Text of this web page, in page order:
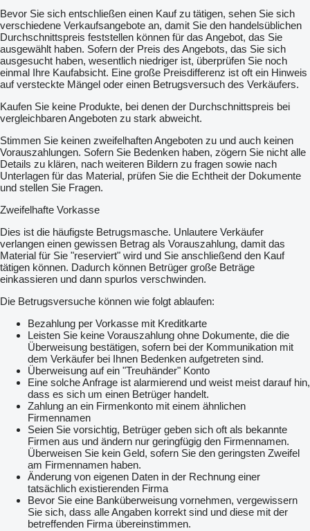
Bevor Sie sich entschließen einen Kauf zu tätigen, sehen Sie sich
verschiedene Verkaufsangebote an, damit Sie den handelsüblichen
Durchschnittspreis feststellen können für das Angebot, das Sie
ausgewählt haben. Sofern der Preis des Angebots, das Sie sich
ausgesucht haben, wesentlich niedriger ist, überprüfen Sie noch
einmal Ihre Kaufabsicht. Eine große Preisdifferenz ist oft ein Hinweis
auf versteckte Mängel oder einen Betrugsversuch des Verkäufers.
Kaufen Sie keine Produkte, bei denen der Durchschnittspreis bei
vergleichbaren Angeboten zu stark abweicht.
Stimmen Sie keinen zweifelhaften Angeboten zu und auch keinen
Vorauszahlungen. Sofern Sie Bedenken haben, zögern Sie nicht alle
Details zu klären, nach weiteren Bildern zu fragen sowie nach
Unterlagen für das Material, prüfen Sie die Echtheit der Dokumente
und stellen Sie Fragen.
Zweifelhafte Vorkasse
Dies ist die häufigste Betrugsmasche. Unlautere Verkäufer
verlangen einen gewissen Betrag als Vorauszahlung, damit das
Material für Sie "reserviert" wird und Sie anschließend den Kauf
tätigen können. Dadurch können Betrüger große Beträge
einkassieren und dann spurlos verschwinden.
Die Betrugsversuche können wie folgt ablaufen:
Bezahlung per Vorkasse mit Kreditkarte
Leisten Sie keine Vorauszahlung ohne Dokumente, die die
Überweisung bestätigen, sofern bei der Kommunikation mit
dem Verkäufer bei Ihnen Bedenken aufgetreten sind.
Überweisung auf ein "Treuhänder" Konto
Eine solche Anfrage ist alarmierend und weist meist darauf hin,
dass es sich um einen Betrüger handelt.
Zahlung an ein Firmenkonto mit einem ähnlichen
Firmennamen
Seien Sie vorsichtig, Betrüger geben sich oft als bekannte
Firmen aus und ändern nur geringfügig den Firmennamen.
Überweisen Sie kein Geld, sofern Sie den geringsten Zweifel
am Firmennamen haben.
Änderung von eigenen Daten in der Rechnung einer
tatsächlich existierenden Firma
Bevor Sie eine Banküberweisung vornehmen, vergewissern
Sie sich, dass alle Angaben korrekt sind und diese mit der
betreffenden Firma übereinstimmen.